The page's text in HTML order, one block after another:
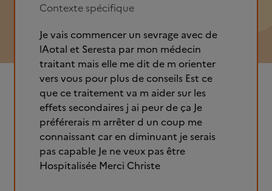
Contexte spécifique
Je vais commencer un sevrage avec de
lAotal et Seresta par mon médecin
traitant mais elle me dit de m orienter
vers vous pour plus de conseils Est ce
que ce traitement va m aider sur les
effets secondaires j ai peur de ça Je
préférerais m arrêter d un coup me
connaissant car en diminuant je serais
pas capable Je ne veux pas être
Hospitalisée Merci Christe